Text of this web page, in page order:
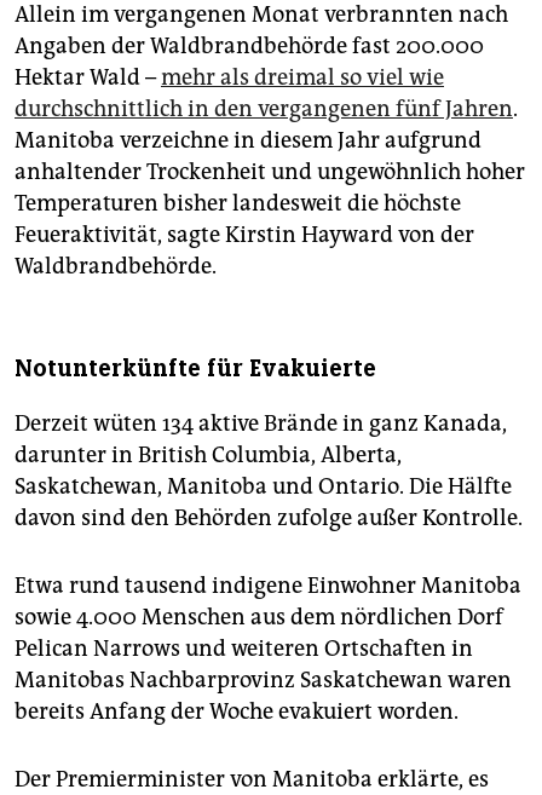
Allein im vergangenen Monat verbrannten nach
Angaben der Waldbrandbehörde fast 200.000
Hektar Wald –mehr als dreimal so viel wie
durchschnittlich in den vergangenen fünf Jahren.
Manitoba verzeichne in diesem Jahr aufgrund
anhaltender Trockenheit und ungewöhnlich hoher
Temperaturen bisher landesweit die höchste
Feueraktivität, sagte Kirstin Hayward von der
Waldbrandbehörde.
Notunterkünfte für Evakuierte
Derzeit wüten 134 aktive Brände in ganz Kanada,
darunter in British Columbia, Alberta,
Saskatchewan, Manitoba und Ontario. Die Hälfte
davon sind den Behörden zufolge außer Kontrolle.
Etwa rund tausend indigene Einwohner Manitoba
sowie 4.000 Menschen aus dem nördlichen Dorf
Pelican Narrows und weiteren Ortschaften in
Manitobas Nachbarprovinz Saskatchewan waren
bereits Anfang der Woche evakuiert worden.
Der Premierminister von Manitoba erklärte, es